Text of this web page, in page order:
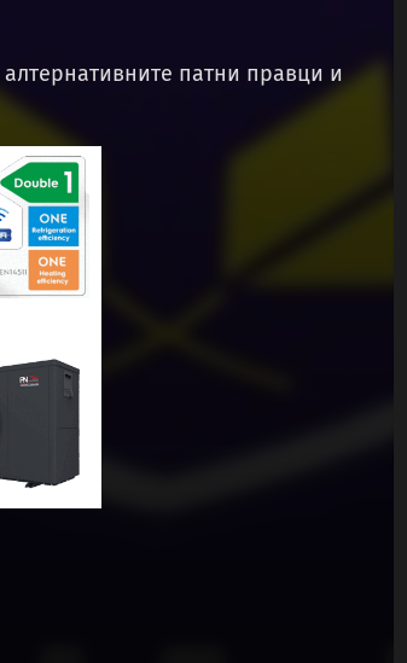
алтернативните патни правци и